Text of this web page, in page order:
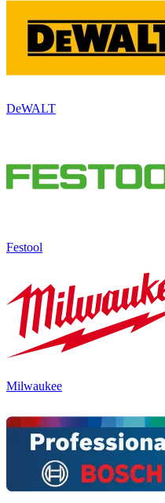
DeWALT
Festool
Milwaukee